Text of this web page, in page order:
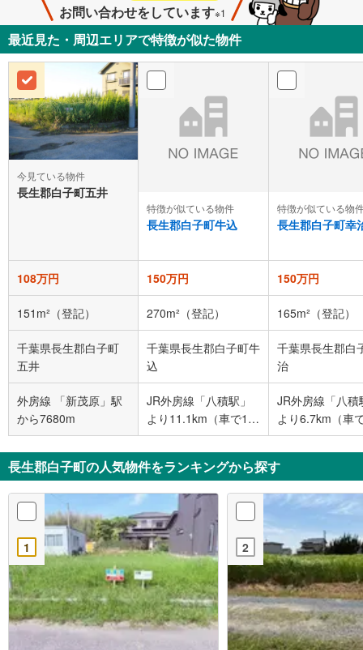
お問い合わせをしています※1
最近見た・周辺エリアで特徴が似た物件
今見ている物件
長生郡白子町五井
特徴が似ている物件
長生郡白子町牛込
特徴が似ている物
長生郡白子町幸
108万円 150万円 150万円
151m²（登記） 270m²（登記） 165m²（登記）
千葉県長生郡白子町
五井
千葉県長生郡白子町牛
込
千葉県長生郡白
治
外房線 「新茂原」駅
から7680m
JR外房線「八積駅」
より11.1km（車で17
分）
JR外房線「八積
より6.7km（車
分）
長生郡白子町の人気物件をランキングから探す
1 2